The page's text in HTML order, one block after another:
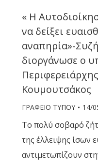
« Η
να δείξει
αναπηρία»-
διοργάνωσε ο
Κουμουτσάκος
ΓΡΑΦΕΙΟ ΤΥΠΟΥ 14/
Το πολύ σοβαρό
της έλλειψης ίσων
αντιμετωπίζουν